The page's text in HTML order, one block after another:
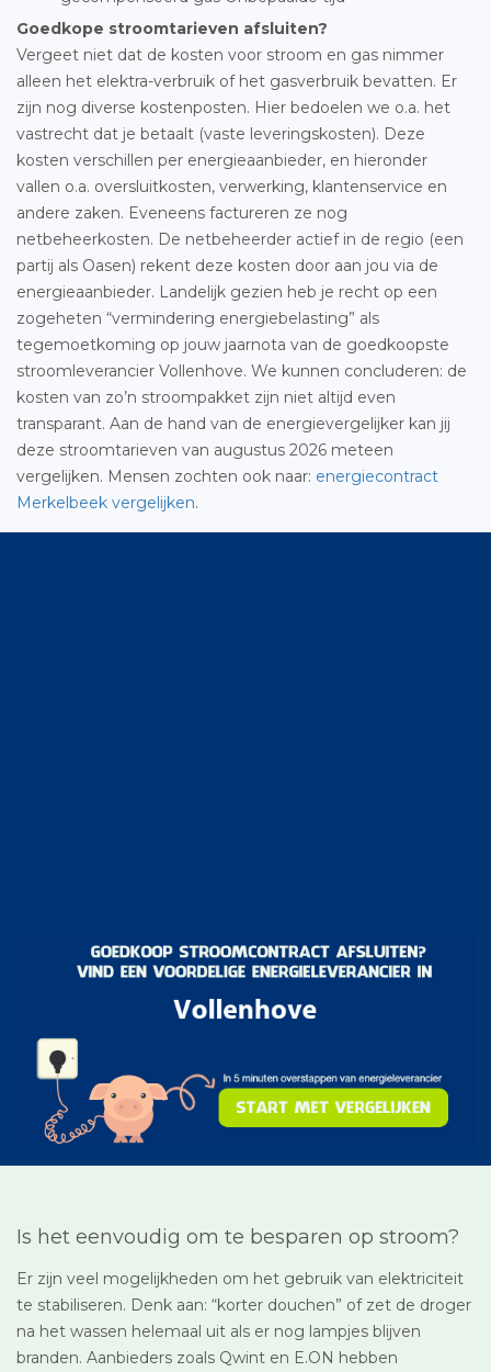
Goedkope stroomtarieven afsluiten?
Vergeet niet dat de kosten voor stroom en gas nimmer
alleen het elektra-verbruik of het gasverbruik bevatten. Er
zijn nog diverse kostenposten. Hier bedoelen we o.a. het
vastrecht dat je betaalt (vaste leveringskosten). Deze
kosten verschillen per energieaanbieder, en hieronder
vallen o.a. oversluitkosten, verwerking, klantenservice en
andere zaken. Eveneens factureren ze nog
netbeheerkosten. De netbeheerder actief in de regio (een
partij als Oasen) rekent deze kosten door aan jou via de
energieaanbieder. Landelijk gezien heb je recht op een
zogeheten “vermindering energiebelasting” als
tegemoetkoming op jouw jaarnota van de goedkoopste
stroomleverancier Vollenhove. We kunnen concluderen: de
kosten van zo’n stroompakket zijn niet altijd even
transparant. Aan de hand van de energievergelijker kan jij
deze stroomtarieven van augustus 2026 meteen
vergelijken. Mensen zochten ook naar: energiecontract
Merkelbeek vergelijken.
Is het eenvoudig om te besparen op stroom?
Er zijn veel mogelijkheden om het gebruik van elektriciteit
te stabiliseren. Denk aan: “korter douchen” of zet de droger
na het wassen helemaal uit als er nog lampjes blijven
branden. Aanbieders zoals Qwint en E.ON hebben